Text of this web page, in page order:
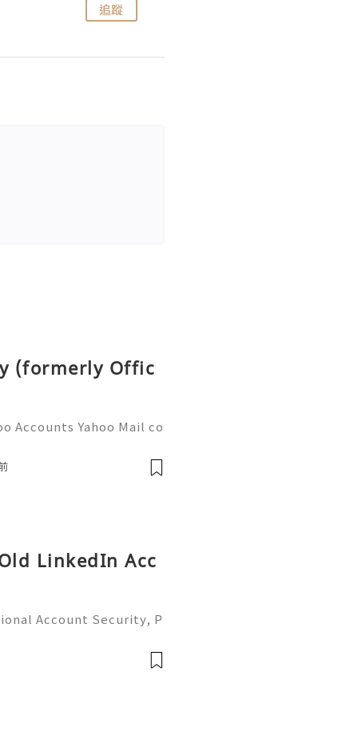
追蹤
(formerly Offic
Accounts Yahoo Mail co
and online a
LinkedIn Acc
Account Security, P
24/7 Customer Suppo
7